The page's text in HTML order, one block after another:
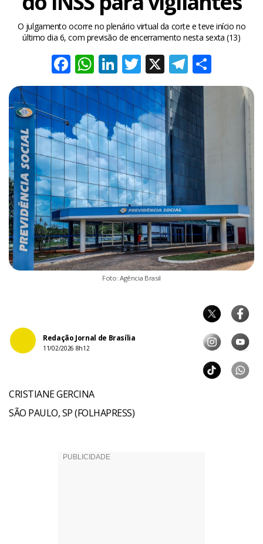
O julgamento ocorre no plenário virtual da corte e teve início no
último dia 6, com previsão de encerramento nesta sexta (13)
Facebook
WhatsApp
LinkedIn
Twitter
X
Foto: Agência Brasil
Redação Jornal de Brasília
11/02/2026 8h12
CRISTIANE GERCINA
SÃO PAULO, SP (FOLHAPRESS)